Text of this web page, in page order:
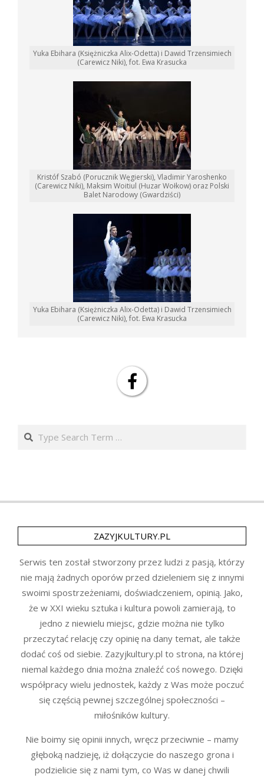
Yuka Ebihara (Księżniczka Alix-Odetta) i Dawid Trzensimiech
(Carewicz Niki), fot. Ewa Krasucka
Kristóf Szabó (Porucznik Węgierski), Vladimir Yaroshenko
(Carewicz Niki), Maksim Woitiul (Huzar Wołkow) oraz Polski
Balet Narodowy (Gwardziści)
Yuka Ebihara (Księżniczka Alix-Odetta) i Dawid Trzensimiech
(Carewicz Niki), fot. Ewa Krasucka
Search
ZAZYJKULTURY.PL
Serwis ten został stworzony przez ludzi z pasją, którzy
nie mają żadnych oporów przed dzieleniem się z innymi
swoimi spostrzeżeniami, doświadczeniem, opinią. Jako,
że w XXI wieku sztuka i kultura powoli zamierają, to
jedno z niewielu miejsc, gdzie można nie tylko
przeczytać relację czy opinię na dany temat, ale także
dodać coś od siebie. Zazyjkultury.pl to strona, na której
niemal każdego dnia można znaleźć coś nowego. Dzięki
współpracy wielu jednostek, każdy z Was może poczuć
się częścią pewnej szczególnej społeczności –
miłośników kultury.
Nie boimy się opinii innych, wręcz przeciwnie – mamy
głęboką nadzieję, iż dołączycie do naszego grona i
podzielicie się z nami tym, co Was w danej chwili